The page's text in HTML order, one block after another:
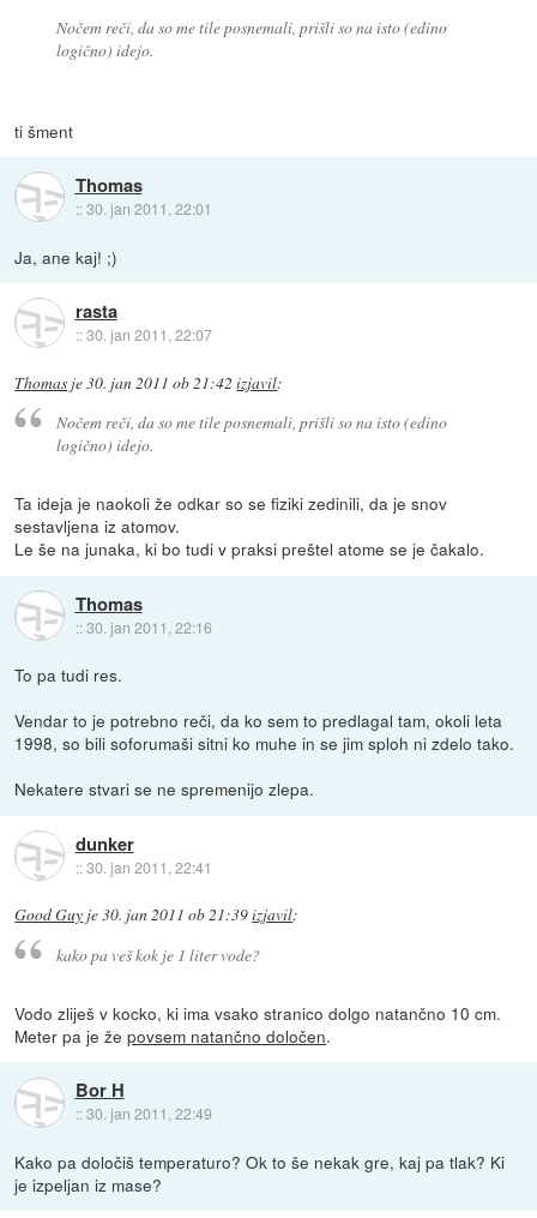
Nočem reči, da so me tile posnemali, prišli so na isto (edino
logično) idejo.
ti šment
Thomas
::30. jan 2011, 22:01
Ja, ane kaj! ;)
rasta
::30. jan 2011, 22:07
Thomas je30. jan 2011 ob 21:42 izjavil:
Nočem reči, da so me tile posnemali, prišli so na isto (edino
logično) idejo.
Ta ideja je naokoli že odkar so se fiziki zedinili, da je snov
sestavljena iz atomov.
Le še na junaka, ki bo tudi v praksi preštel atome se je čakalo.
Thomas
::30. jan 2011, 22:16
To pa tudi res.
Vendar to je potrebno reči, da ko sem to predlagal tam, okoli leta
1998, so bili soforumaši sitni ko muhe in se jim sploh ni zdelo tako.
Nekatere stvari se ne spremenijo zlepa.
dunker
::30. jan 2011, 22:41
Good Guy je30. jan 2011 ob 21:39izjavil:
kako pa veš kok je 1 liter vode?
Vodo zliješ v kocko, ki ima vsako stranico dolgo natančno 10 cm.
Meter pa je žepovsem natančno določen.
Bor H
::30. jan 2011, 22:49
Kako pa določiš temperaturo? Ok to še nekak gre, kaj pa tlak? Ki
je izpeljan iz mase?